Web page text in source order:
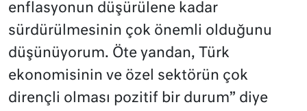
enflasyonun düşürülene kadar
sürdürülmesinin çok önemli olduğunu
düşünüyorum. Öte yandan, Türk
ekonomisinin ve özel sektörün çok
dirençli olması pozitif bir durum” diye